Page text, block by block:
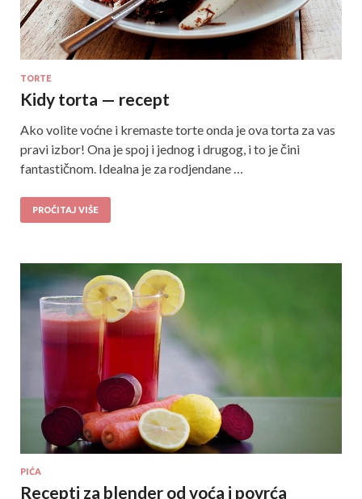
TORTE
Kidy torta — recept
Ako volite voćne i kremaste torte onda je ova torta za vas
pravi izbor! Ona je spoj i jednog i drugog, i to je čini
fantastičnom. Idealna je za rodjendane …
PROČITAJ VIŠE
PIĆA
Recepti za blender od voća i povrća